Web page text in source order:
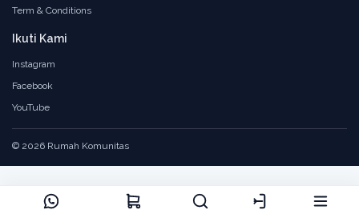
Term & Conditions
Ikuti Kami
Instagram
Facebook
YouTube
© 2026 Rumah Komunitas